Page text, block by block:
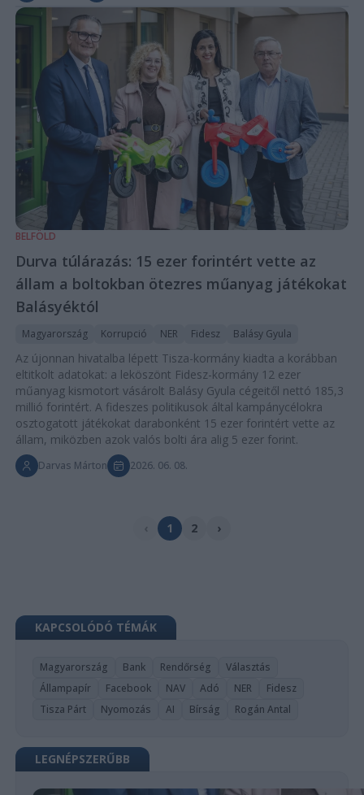
BELFÖLD
Durva túlárazás: 15 ezer forintért vette az
állam a boltokban ötezres műanyag játékokat
Balásyéktól
Magyarország Korrupció NER Fidesz Balásy Gyula
Az újonnan hivatalba lépett Tisza-kormány kiadta a korábban
eltitkolt adatokat: a leköszönt Fidesz-kormány 12 ezer
műanyag kismotort vásárolt Balásy Gyula cégeitől nettó 185,3
millió forintért. A fideszes politikusok által kampánycélokra
osztogatott játékokat darabonként 15 ezer forintért vette az
állam, miközben azok valós bolti ára alig 5 ezer forint.
Darvas Márton 2026. 06. 08.
‹ 1 2 ›
KAPCSOLÓDÓ TÉMÁK
Magyarország Bank Rendőrség
Választás
Állampapír
Facebook NAV Adó NER
Fidesz
Tisza Párt
Nyomozás AI Bírság Rogán Antal
LEGNÉPSZERŰBB